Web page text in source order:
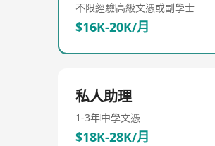
不限經驗高級文憑或副學士
$16K-20K/月
私人助理
1-3年中學文憑
$18K-28K/月